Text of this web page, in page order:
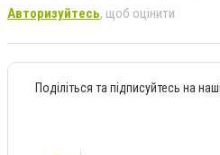
Авторизуйтесь, щоб оцінити
Поділіться та підписуйтесь на